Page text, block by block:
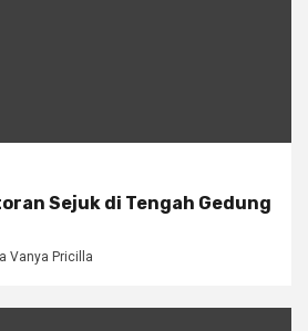
Sejuk di Tengah Gedung
Vanya Pricilla